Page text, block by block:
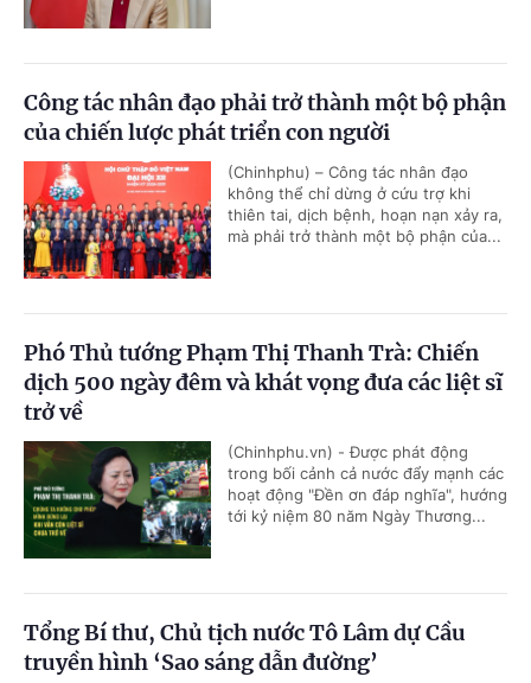
Công tác nhân đạo phải trở thành một bộ phận
của chiến lược phát triển con người
(Chinhphu) – Công tác nhân đạo
không thể chỉ dừng ở cứu trợ khi
thiên tai, dịch bệnh, hoạn nạn xảy ra,
mà phải trở thành một bộ phận của...
Phó Thủ tướng Phạm Thị Thanh Trà: Chiến
dịch 500 ngày đêm và khát vọng đưa các liệt sĩ
trở về
(Chinhphu.vn) - Được phát động
trong bối cảnh cả nước đẩy mạnh các
hoạt động "Đền ơn đáp nghĩa", hướng
tới kỷ niệm 80 năm Ngày Thương...
Tổng Bí thư, Chủ tịch nước Tô Lâm dự Cầu
truyền hình ‘Sao sáng dẫn đường’